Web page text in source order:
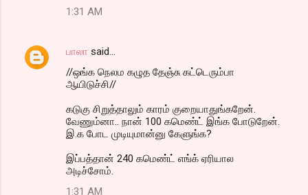
1:31 AM
பாலா said…
//ஒங்க நெலம கழுத தேஞ்சு கட்டெரும்பா
ஆயிடுச்சி//
கடுகு சிறுத்தாலும் காரம் குறையாதுங்கறேன்.
வேணும்னா.. நான் 100 கமெண்ட் இங்க போடுறேன்.
இ.க போட முடியுமான்னு கேளுங்க?
இப்பத்தான் 240 கமெண்ட் எங்க் ஏரியால
அடிச்சோம்.
1:31 AM